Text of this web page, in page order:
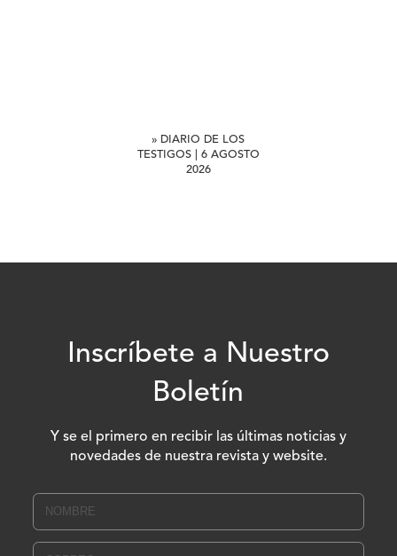
» DIARIO DE LOS
TESTIGOS | 6 AGOSTO
2026
Inscríbete a Nuestro
Boletín
Y se el primero en recibir las últimas noticias y
novedades de nuestra revista y website.